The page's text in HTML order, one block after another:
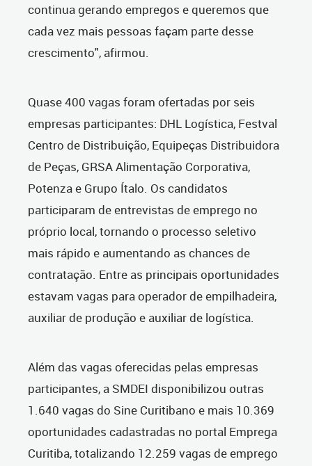
continua gerando empregos e queremos que
cada vez mais pessoas façam parte desse
crescimento", afirmou.
Quase 400 vagas foram ofertadas por seis
empresas participantes: DHL Logística, Festval
Centro de Distribuição, Equipeças Distribuidora
de Peças, GRSA Alimentação Corporativa,
Potenza e Grupo Ítalo. Os candidatos
participaram de entrevistas de emprego no
próprio local, tornando o processo seletivo
mais rápido e aumentando as chances de
contratação. Entre as principais oportunidades
estavam vagas para operador de empilhadeira,
auxiliar de produção e auxiliar de logística.
Além das vagas oferecidas pelas empresas
participantes, a SMDEI disponibilizou outras
1.640 vagas do Sine Curitibano e mais 10.369
oportunidades cadastradas no portal Emprega
Curitiba, totalizando 12.259 vagas de emprego